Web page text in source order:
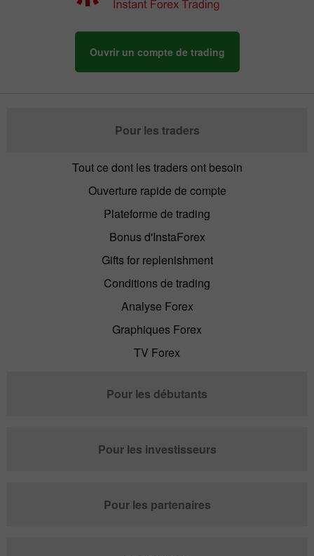
Ouvrir un compte de trading
Pour les traders
Tout ce dont les traders ont besoin
Ouverture rapide de compte
Plateforme de trading
Bonus d'InstaForex
Gifts for replenishment
Conditions de trading
Analyse Forex
Graphiques Forex
TV Forex
Pour les débutants
Pour les investisseurs
Pour les partenaires